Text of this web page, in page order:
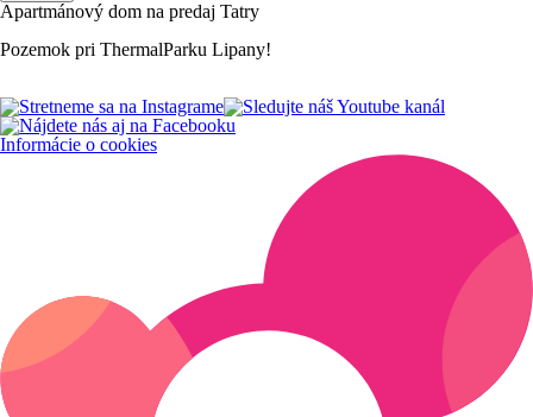
Apartmánový dom na predaj Tatry
Pozemok pri ThermalParku Lipany!
Informácie o cookies